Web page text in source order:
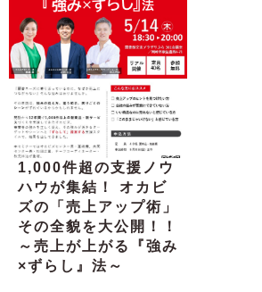
1,000件超の支援ノウ
ハウが集結！ オカビ
ズの「売上アップ術」
その全貌を大公開！！
～売上が上がる『強み
×ずらし』法～